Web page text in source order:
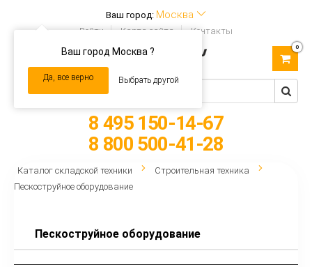
Ваш город: Москва
Ваш город Москва ?
Да, все верно Выбрать другой
Войти Карта сайта Контакты
navigation
0
8 495 150-14-67
8 800 500-41-28
Каталог складской техники
Строительная техника
Пескоструйное оборудование
Пескоструйное оборудование